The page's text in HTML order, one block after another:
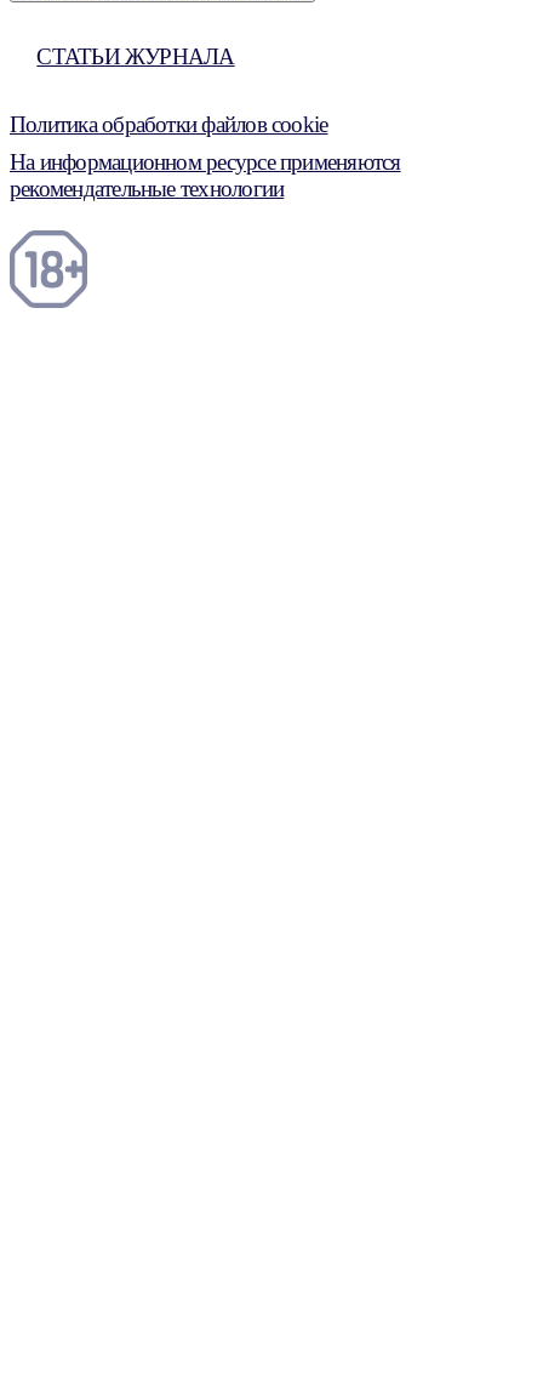
СТАТЬИ ЖУРНАЛА
Политика обработки файлов cookie
На информационном ресурсе применяются
рекомендательные технологии